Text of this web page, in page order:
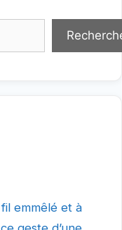
emmêlé et à